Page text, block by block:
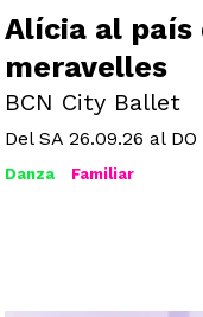
Alícia al país
meravelles
BCN City Ballet
Del SA 26.09.26 al DO
Danza Familiar